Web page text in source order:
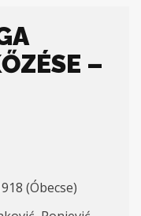
–
(Óbecse)